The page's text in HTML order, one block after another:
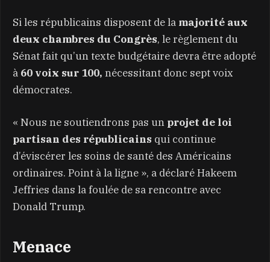
Si les républicains disposent de la majorité aux
deux chambres du Congrès, le règlement du
Sénat fait qu’un texte budgétaire devra être adopté
à 60 voix sur 100, nécessitant donc sept voix
démocrates.
« Nous ne soutiendrons pas un projet de loi
partisan des républicains qui continue
d’éviscérer les soins de santé des Américains
ordinaires. Point à la ligne », a déclaré Hakeem
Jeffries dans la foulée de sa rencontre avec
Donald Trump.
Menace